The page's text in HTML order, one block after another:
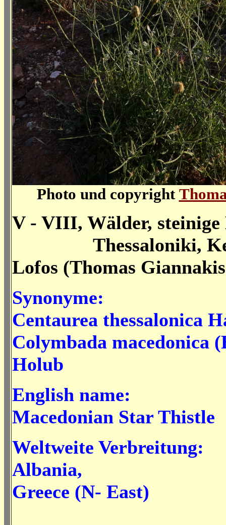
Photo und copyright
V - VIII, Wälder, steinige
Thessaloniki,
Lofos (Thomas
Synonyme:
Centaurea thessalonica
Colymbada macedonica
Holub
English name:
Macedonian Star Thistle
Weltweite Verbreitung:
Albania,
Greece (N- East)